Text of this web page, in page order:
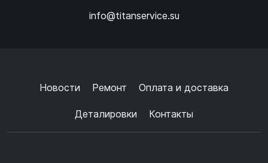
info@titanservice.su
Новости Ремонт Оплата и доставка
Деталировки Контакты